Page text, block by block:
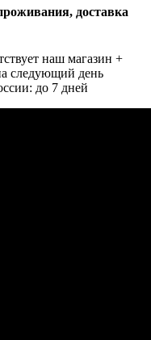
доставка
наш магазин +
следующий день
до 7 дней